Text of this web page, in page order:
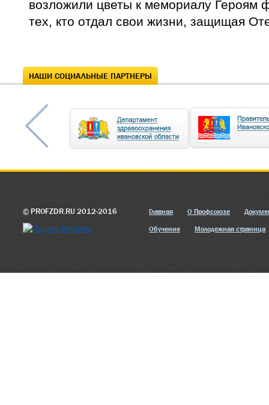
возложили цветы к мемориалу Героям
тех, кто отдал свои жизни, защищая
НАШИ СОЦИАЛЬНЫЕ ПАРТНЕРЫ
© PROFZDR.RU 2012-2016 Главная О Профсоюзе
Обучение Молодежная страница